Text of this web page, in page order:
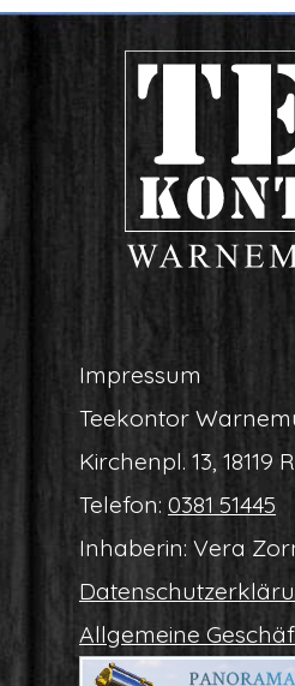
Impres­sum
Tee­kon­tor
Kir­chen­pl. 13, 18119
Tele­fon: 0381 51445
Inha­be­rin: Vera
All­ge­mei­ne